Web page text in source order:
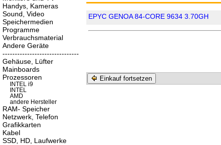
EPYC GENOA 84-CORE 9634 3.70GH
Einkauf fortsetzen
Handys, Kameras
Sound, Video
Speichermedien
Programme
Verbrauchsmaterial
Andere Geräte
-------------------------------
Gehäuse, Lüfter
Mainboards
Prozessoren
INTEL i9
INTEL
AMD
andere Hersteller
RAM- Speicher
Netzwerk, Telefon
Grafikkarten
Kabel
SSD, HD, Laufwerke